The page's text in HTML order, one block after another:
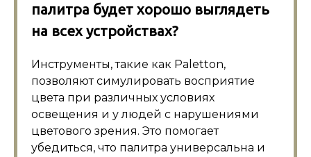
палитра будет хорошо выглядеть
на всех устройствах?
Инструменты, такие как Paletton,
позволяют симулировать восприятие
цвета при различных условиях
освещения и у людей с нарушениями
цветового зрения. Это помогает
убедиться, что палитра универсальна и